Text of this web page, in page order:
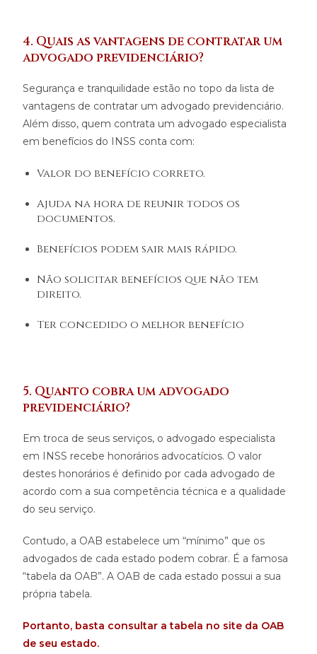
4. Quais as vantagens de contratar um
advogado previdenciário?
Segurança e tranquilidade estão no topo da lista de
vantagens de contratar um advogado previdenciário.
Além disso, quem contrata um advogado especialista
em benefícios do INSS conta com:
Valor do benefício correto.
Ajuda na hora de reunir todos os
documentos.
Benefícios podem sair mais rápido.
Não solicitar benefícios que não tem
direito.
Ter concedido o melhor benefício
5. Quanto cobra um advogado
previdenciário?
Em troca de seus serviços, o advogado especialista
em INSS recebe honorários advocatícios. O valor
destes honorários é definido por cada advogado de
acordo com a sua competência técnica e a qualidade
do seu serviço.
Contudo, a OAB estabelece um “mínimo” que os
advogados de cada estado podem cobrar. É a famosa
“tabela da OAB”. A OAB de cada estado possui a sua
própria tabela.
Portanto, basta consultar a tabela no site da OAB
de seu estado.